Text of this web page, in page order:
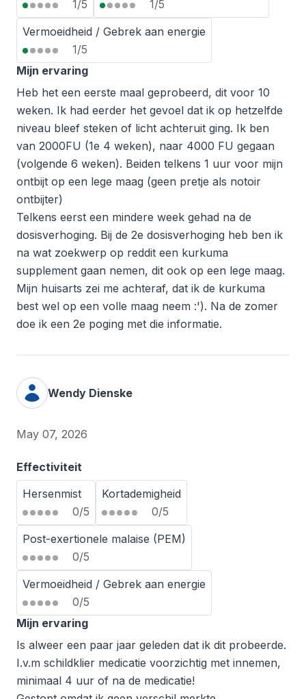
1/5
1/5
Vermoeidheid / Gebrek aan energie
1/5
Mijn ervaring
Heb het een eerste maal geprobeerd, dit voor 10
weken. Ik had eerder het gevoel dat ik op hetzelfde
niveau bleef steken of licht achteruit ging. Ik ben
van 2000FU (1e 4 weken), naar 4000 FU gegaan
(volgende 6 weken). Beiden telkens 1 uur voor mijn
ontbijt op een lege maag (geen pretje als notoir
ontbijter)
Telkens eerst een mindere week gehad na de
dosisverhoging. Bij de 2e dosisverhoging heb ben ik
na wat zoekwerp op reddit een kurkuma
supplement gaan nemen, dit ook op een lege maag.
Mijn huisarts zei me achteraf, dat ik de kurkuma
best wel op een volle maag neem :'). Na de zomer
doe ik een 2e poging met die informatie.
Wendy Dienske
May 07, 2026
Effectiviteit
Hersenmist
0/5
Kortademigheid
0/5
Post-exertionele malaise (PEM)
0/5
Vermoeidheid / Gebrek aan energie
0/5
Mijn ervaring
Is alweer een paar jaar geleden dat ik dit probeerde.
I.v.m schildklier medicatie voorzichtig met innemen,
minimaal 4 uur of na de medicatie!